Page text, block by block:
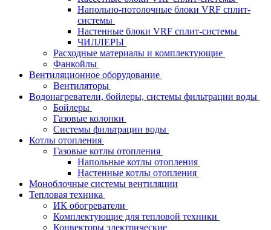
Напольно-потолочные блоки VRF сплит-
системы
Настенные блоки VRF сплит-системы
ЧИЛЛЕРЫ
Расходные материалы и комплектующие
Фанкойлы
Вентиляционное оборудование
Вентиляторы
Водонагреватели, бойлеры, системы фильтрации воды
Бойлеры
Газовые колонки
Системы фильтрации воды
Котлы отопления
Газовые котлы отопления
Напольные котлы отопления
Настенные котлы отопления
Моноблочные системы вентиляции
Тепловая техника
ИК обогреватели
Комплектующие для тепловой техники
Конвекторы электрические